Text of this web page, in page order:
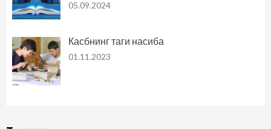
05.09.2024
Касбнинг таги насиба
01.11.2023